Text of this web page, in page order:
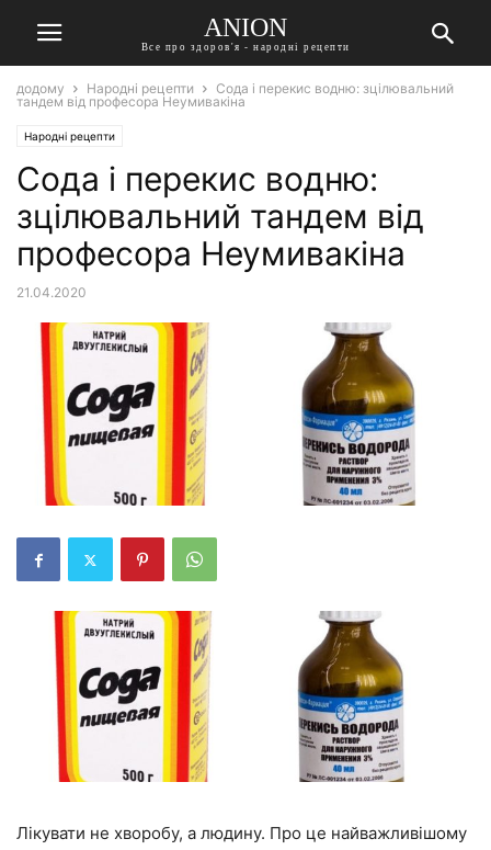
ANION
Все про здоров'я - народні рецепти
додому Народні рецепти
Сода і перекис водню: зцілювальний
тандем від професора Неумивакіна
Народні рецепти
Сода і перекис водню:
зцілювальний тандем від
професора Неумивакіна
21.04.2020
Лікувати не хворобу, а людину. Про це найважливішому